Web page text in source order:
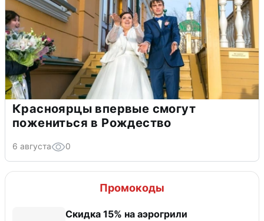
Красноярцы впервые смогут
пожениться в Рождество
6 августа 0
Промокоды
Скидка 15% на аэрогрили